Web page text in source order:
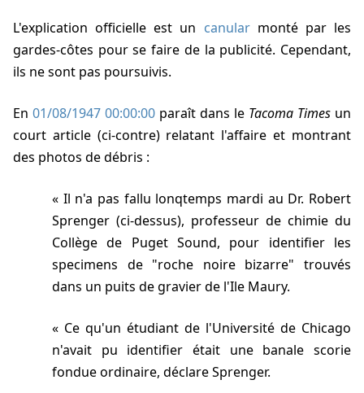
L'explication officielle est un canularmonté par les
gardes-côtes pour se faire de la publicité. Cependant,
ils ne sont pas poursuivis.
En 01/08/1947 00:00:00 paraît dans le Tacoma Times un
court article (ci-contre) relatant l'affaire et montrant
des photos de débris :
Il n'a pas fallu lonqtemps mardi au Dr. Robert
Sprenger (ci-dessus), professeur de chimie du
Collège de Puget Sound, pour identifier les
specimens de "roche noire bizarre" trouvés
dans un puits de gravier de l'Ile Maury.
Ce qu'un étudiant de l'Université de Chicago
n'avait pu identifier était une banale scorie
fondue ordinaire, déclare Sprenger.